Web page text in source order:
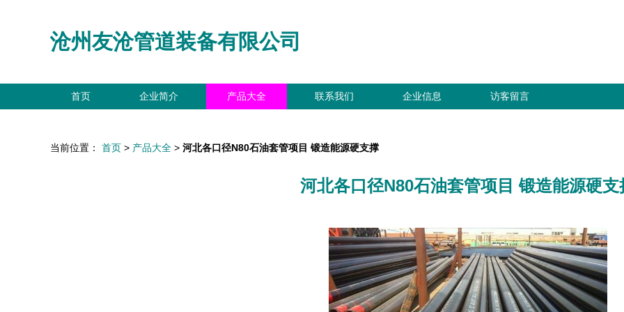
沧州友沧管道装备有限公司
首页 企业简介 产品大全 联系我们 企业信息 访客留言
当前位置： 首页 > 产品大全 > 河北各口径N80石油套管项目 锻造能源硬支撑
河北各口径N80石油套管项目 锻造能源硬支